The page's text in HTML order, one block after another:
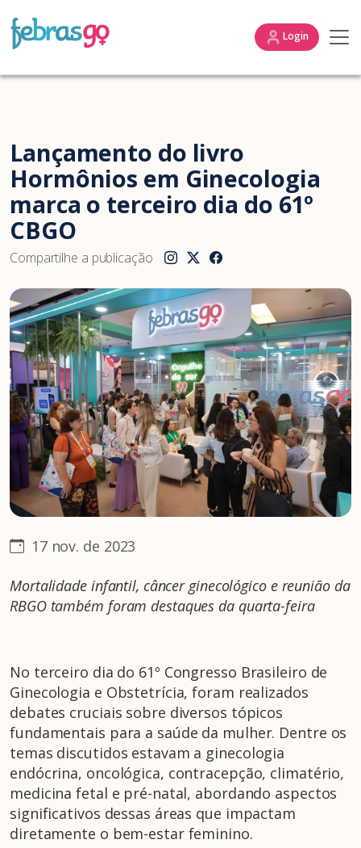
Login
Lançamento do livro
Hormônios em Ginecologia
marca o terceiro dia do 61º
CBGO
Compartilhe a publicação
17 nov. de 2023
Mortalidade infantil, câncer ginecológico e reunião da
RBGO também foram destaques da quarta-feira
No terceiro dia do 61º Congresso Brasileiro de
Ginecologia e Obstetrícia, foram realizados
debates cruciais sobre diversos tópicos
fundamentais para a saúde da mulher. Dentre os
temas discutidos estavam a ginecologia
endócrina, oncológica, contracepção, climatério,
medicina fetal e pré-natal, abordando aspectos
significativos dessas áreas que impactam
diretamente o bem-estar feminino.